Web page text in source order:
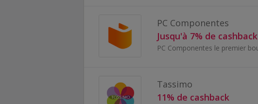
PC Componentes
Jusqu'à 7% de cashback
Tassimo
11% de cashback